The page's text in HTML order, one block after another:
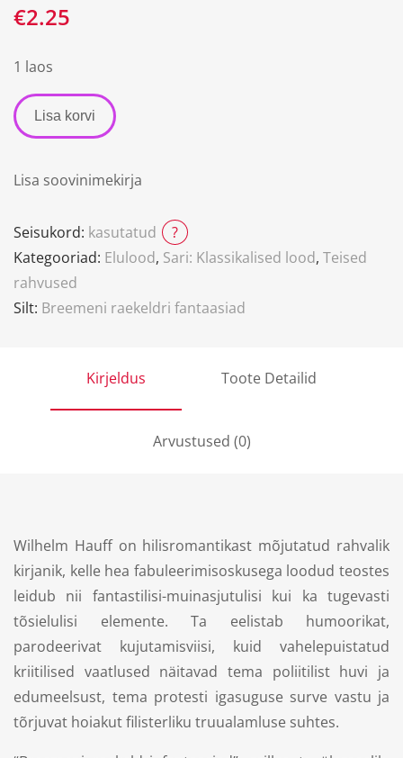
€2.25
1 laos
Lisa korvi
Lisa soovinimekirja
Seisukord: kasutatud
?
Kategooriad: Elulood, Sari: Klassikalised lood, Teised
rahvused
Silt: Breemeni raekeldri fantaasiad
Kirjeldus Toote Detailid
Arvustused (0)
Wilhelm Hauff on hilisromantikast mõjutatud rahvalik
kirjanik, kelle hea fabuleerimisoskusega loodud teostes
leidub nii fantastilisi-muinasjutulisi kui ka tugevasti
tõsielulisi elemente. Ta eelistab humoorikat,
parodeerivat kujutamisviisi, kuid vahelepuistatud
kriitilised vaatlused näitavad tema poliitilist huvi ja
edumeelsust, tema protesti igasuguse surve vastu ja
tõrjuvat hoiakut filisterliku truualamluse suhtes.